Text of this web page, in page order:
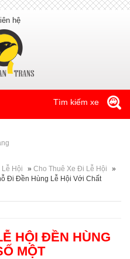
hệ
Tìm kiếm xe
Hội » Cho Thuê Xe Đi Lễ Hội
»
Đi Đền Hùng Lễ Hội Với Chất
HỘI ĐỀN HÙNG
MỘT